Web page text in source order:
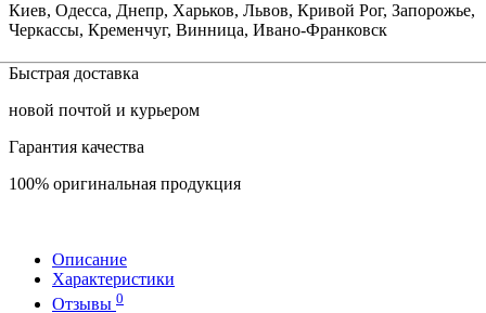
Киев, Одесса, Днепр, Харьков, Львов, Кривой Рог, Запорожье,
Черкассы, Кременчуг, Винница, Ивано-Франковск
Быстрая доставка
новой почтой и курьером
Гарантия качества
100% оригинальная продукция
Описание
Характеристики
Отзывы 0